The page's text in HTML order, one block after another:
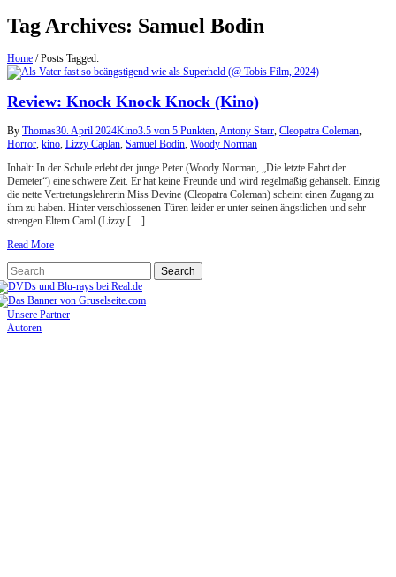
Tag Archives: Samuel Bodin
Home /Posts Tagged:
Review: Knock Knock Knock (Kino)
By Thomas30. April 2024Kino3.5 von 5 Punkten,Antony Starr, Cleopatra Coleman,
Horror, kino, Lizzy Caplan, Samuel Bodin, Woody Norman
Inhalt: In der Schule erlebt der junge Peter (Woody Norman, „Die letzte Fahrt der
Demeter“) eine schwere Zeit. Er hat keine Freunde und wird regelmäßig gehänselt. Einzig
die nette Vertretungslehrerin Miss Devine (Cleopatra Coleman) scheint einen Zugang zu
ihm zu haben. Hinter verschlossenen Türen leider er unter seinen ängstlichen und sehr
strengen Eltern Carol (Lizzy […]
Read More
Unsere Partner
Autoren